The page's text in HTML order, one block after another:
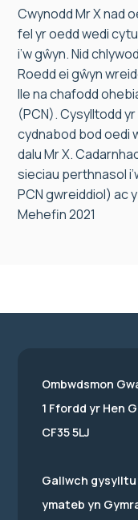
Cwynodd Mr X nad
fel yr oedd wedi
i’w gŵyn. Nid
Roedd ei gŵyn
lle na chafodd
(PCN). Cysylltodd
cydnabod bod oedi
dalu Mr X.
sieciau perthnasol
PCN gwreiddiol) ac
Mehefin 2021
Ombwdsmon
1 Ffordd yr Hen
CF35 5LJ
Gallwch gysylltu
ymateb yn